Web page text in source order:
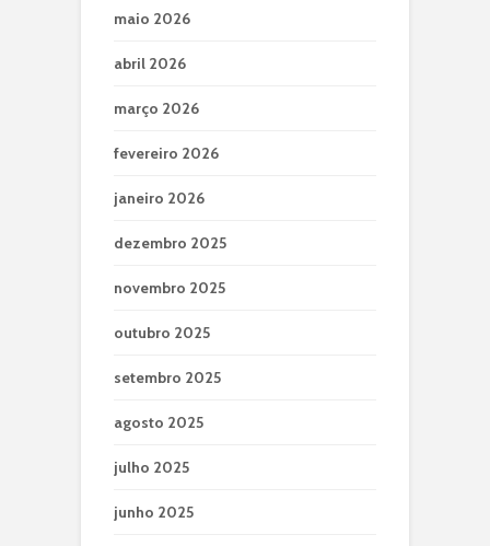
maio 2026
abril 2026
março 2026
fevereiro 2026
janeiro 2026
dezembro 2025
novembro 2025
outubro 2025
setembro 2025
agosto 2025
julho 2025
junho 2025